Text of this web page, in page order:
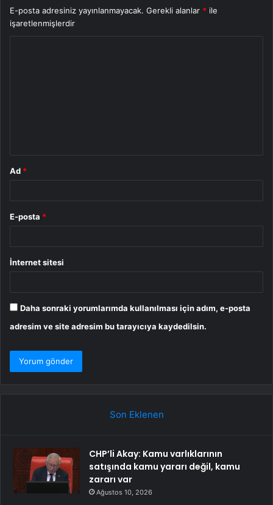
E-posta adresiniz yayınlanmayacak. Gerekli alanlar * ile
işaretlenmişlerdir
Ad *
E-posta *
İnternet sitesi
Daha sonraki yorumlarımda kullanılması için adım, e-posta
adresim ve site adresim bu tarayıcıya kaydedilsin.
Son Eklenen
CHP’li Akay: Kamu varlıklarının
satışında kamu yararı değil, kamu
zararı var
Ağustos 10, 2026